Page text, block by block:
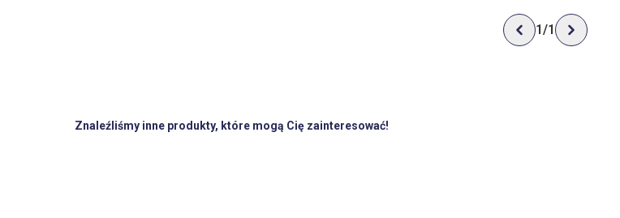
1/1
Znaleźliśmy inne produkty, które mogą Cię zainteresować!